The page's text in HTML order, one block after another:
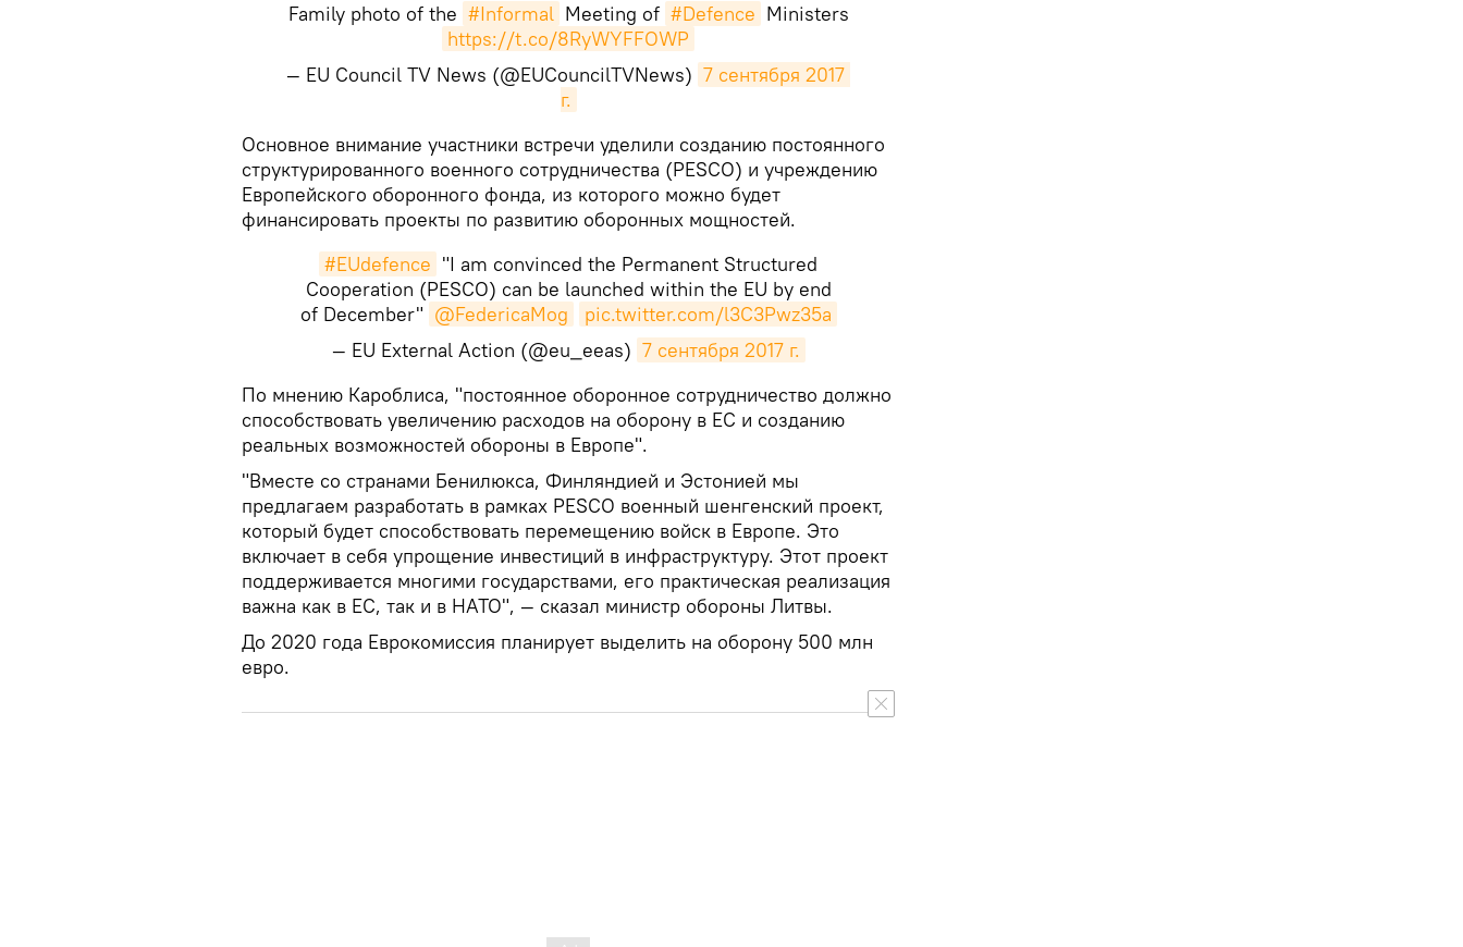
Family photo of the #Informal Meeting of #Defence Ministers
https://t.co/8RyWYFFOWP
— EU Council TV News (@EUCouncilTVNews) 7 сентября 2017
г.
Основное внимание участники встречи уделили созданию постоянного
структурированного военного сотрудничества (PESCO) и учреждению
Европейского оборонного фонда, из которого можно будет
финансировать проекты по развитию оборонных мощностей.
#EUdefence "I am convinced the Permanent Structured
Cooperation (PESCO) can be launched within the EU by end
of December" @FedericaMog
pic.twitter.com/l3C3Pwz35a
— EU External Action (@eu_eeas) 7 сентября 2017 г.
По мнению Кароблиса, "постоянное оборонное сотрудничество должно
способствовать увеличению расходов на оборону в ЕС и созданию
реальных возможностей обороны в Европе".
"Вместе со странами Бенилюкса, Финляндией и Эстонией мы
предлагаем разработать в рамках PESCO военный шенгенский проект,
который будет способствовать перемещению войск в Европе. Это
включает в себя упрощение инвестиций в инфраструктуру. Этот проект
поддерживается многими государствами, его практическая реализация
важна как в ЕС, так и в НАТО", — сказал министр обороны Литвы.
До 2020 года Еврокомиссия планирует выделить на оборону 500 млн
евро.